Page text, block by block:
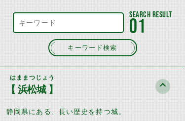
キーワード検索
01
はままつじょう
【 浜松城 】
静岡県にある、長い歴史を持つ城。